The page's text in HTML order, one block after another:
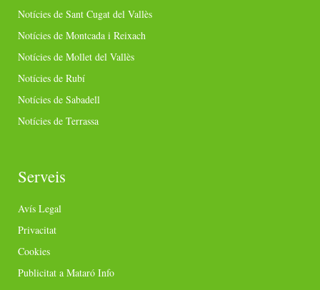
Notícies de Sant Cugat del Vallès
Notícies de Montcada i Reixach
Notícies de Mollet del Vallès
Notícies de Rubí
Notícies de Sabadell
Notícies de Terrassa
Serveis
Avís Legal
Privacitat
Cookies
Publicitat a Mataró Info